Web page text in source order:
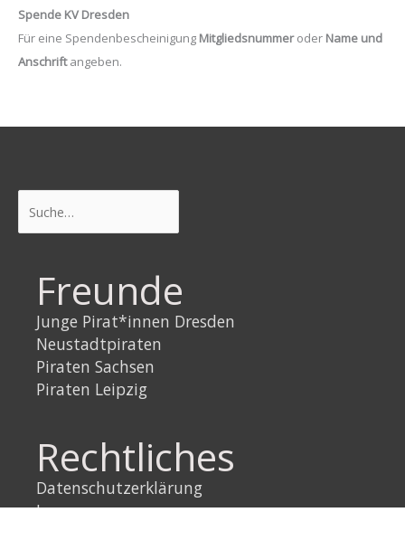
Spende KV Dresden
Für eine Spendenbescheinigung Mitgliedsnummeroder Name und
Anschriftangeben.
Freunde
Junge Pirat*innen Dresden
Neustadtpiraten
Piraten Sachsen
Piraten Leipzig
Rechtliches
Datenschutzerklärung
Impressum